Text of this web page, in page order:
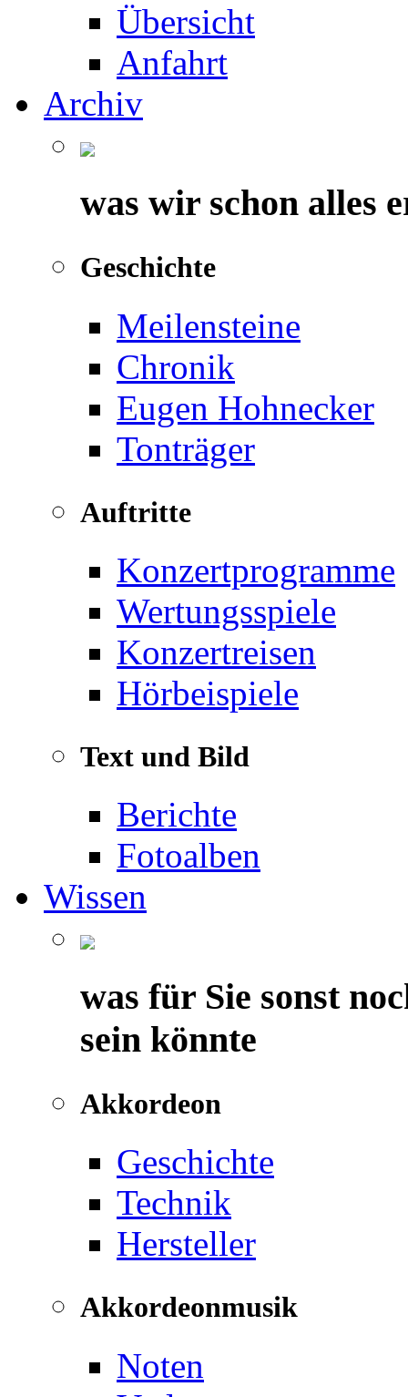
Übersicht
Anfahrt
Archiv
was wir schon alles
Geschichte
Meilensteine
Chronik
Eugen Hohnecker
Tonträger
Auftritte
Konzertprogramme
Wertungsspiele
Konzertreisen
Hörbeispiele
Text und Bild
Berichte
Fotoalben
Wissen
was für Sie sonst
sein könnte
Akkordeon
Geschichte
Technik
Hersteller
Akkordeonmusik
Noten